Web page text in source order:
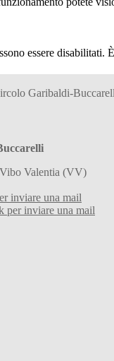
essere
Garibaldi-
Valentia (VV)
inviare una mail
per inviare una mail